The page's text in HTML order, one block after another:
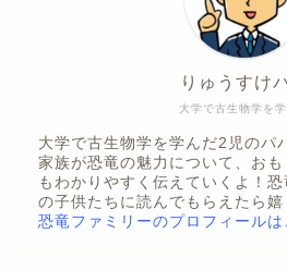
大学で古生物学を
りゅうすけ
大学で古生物学を学んだ2児のパ
家族が恐竜の魅力について、お
もわかりやすく伝えていくよ！
の子供たちに読んでもらえたら嬉
恐竜ファミリーのプロフィール